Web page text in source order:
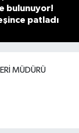
bulunuyor!
patladı
MÜDÜRÜ